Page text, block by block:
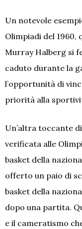
Un notevole
Olimpiadi del
Murray Halberg si
caduto durante la
l’opportunità di
priorità alla
Un’altra toccante
verificata alle
basket della
offerto un paio di
basket della
dopo una partita.
e il cameratismo